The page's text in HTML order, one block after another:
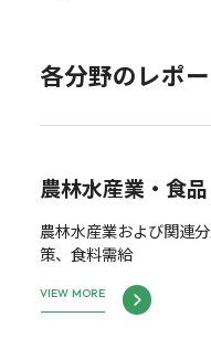
各分野のレポ
農林水産業・食
農林水産業および関連
策、食料需給
VIEW MORE